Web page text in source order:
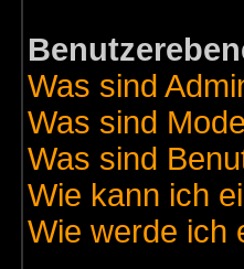
Was sind
Was sind
Was sind
Wie kann ich
Wie werde ich